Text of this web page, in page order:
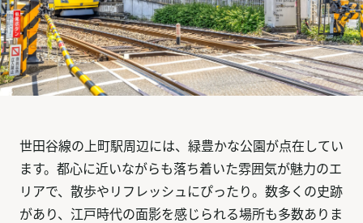
世田谷線の上町駅周辺には、緑豊かな公園が点在してい
ます。都心に近いながらも落ち着いた雰囲気が魅力のエ
リアで、散歩やリフレッシュにぴったり。数多くの史跡
があり、江戸時代の面影を感じられる場所も多数ありま